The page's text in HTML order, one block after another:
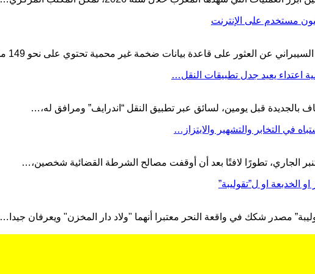
عن العثور على قاعدة بيانات ضخمة غير محمية تحتوي على نحو 149 مليون اسم…
بالجديدة قبل يومين، لسائق عبر تطبيق النقل “اندرايف” ومرافق له،…
في التخابر والتشهير والابتزاز…
الجاري، تطورًا لافتًا بعد أن أوقفت مصالح الشرطة القضائية شخصين،…
الخدبعة او ل”تقوليبة”
مصدر شكك في واقعة النحر معتبرا أنهما "ولاد دار المخزن" ويعرفان جيدا…